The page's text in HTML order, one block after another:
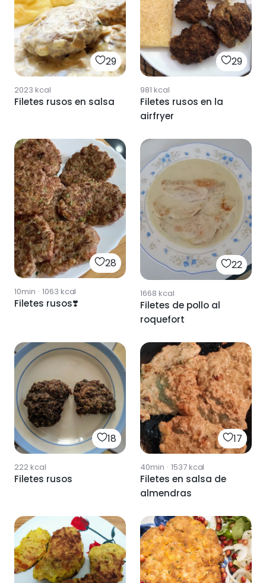
29
2023 kcal
Filetes rusos en salsa
29
981 kcal
Filetes rusos en la
airfryer
28
10min · 1063 kcal
Filetes rusos❣️
22
1668 kcal
Filetes de pollo al
roquefort
18
222kcal
Filetes rusos
17
40min · 1537kcal
Filetes en salsa de
almendras